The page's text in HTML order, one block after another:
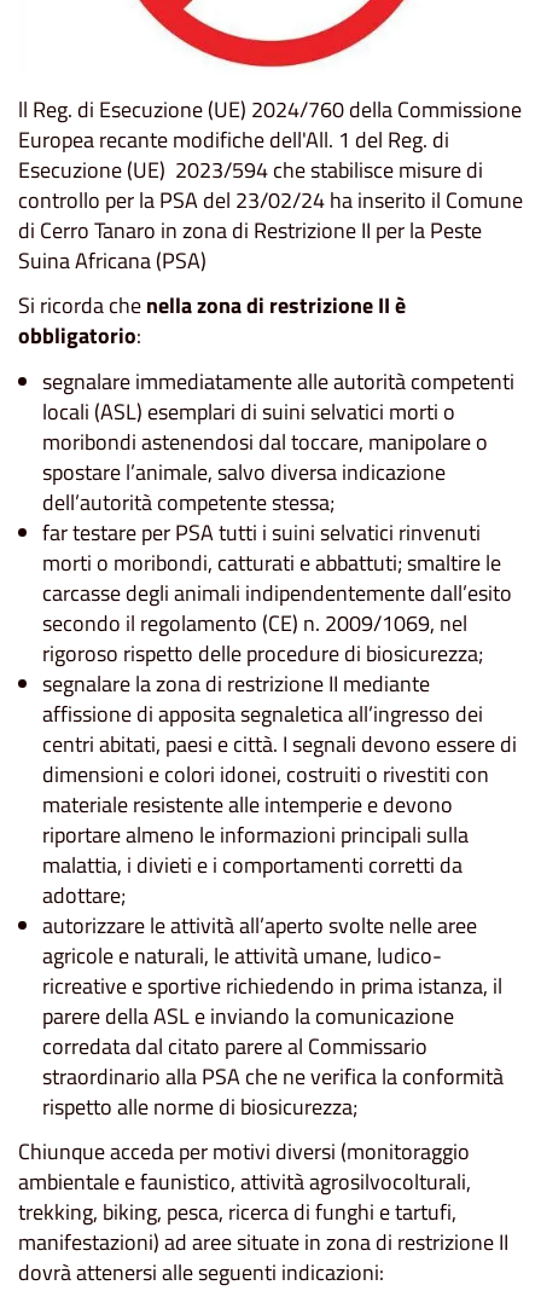
ll Reg. di Esecuzione (UE) 2024/760 della Commissione
Europea recante modifiche dell'All. 1 del Reg. di
Esecuzione (UE) 2023/594 che stabilisce misure di
controllo per la PSA del 23/02/24 ha inserito il Comune
di Cerro Tanaro in zona di Restrizione II per la Peste
Suina Africana (PSA)
Si ricorda chenella zona di restrizione II è
obbligatorio:
segnalare immediatamente alle autorità competenti
locali (ASL) esemplari di suini selvatici morti o
moribondi astenendosi dal toccare, manipolare o
spostare l’animale, salvo diversa indicazione
dell’autorità competente stessa;
far testare per PSA tutti i suini selvatici rinvenuti
morti o moribondi, catturati e abbattuti; smaltire le
carcasse degli animali indipendentemente dall’esito
secondo il regolamento (CE) n. 2009/1069, nel
rigoroso rispetto delle procedure di biosicurezza;
segnalare la zona di restrizione II mediante
affissione di apposita segnaletica all’ingresso dei
centri abitati, paesi e città. I segnali devono essere di
dimensioni e colori idonei, costruiti o rivestiti con
materiale resistente alle intemperie e devono
riportare almeno le informazioni principali sulla
malattia, i divieti e i comportamenti corretti da
adottare;
autorizzare le attività all’aperto svolte nelle aree
agricole e naturali, le attività umane, ludico-
ricreative e sportive richiedendo in prima istanza, il
parere della ASL e inviando la comunicazione
corredata dal citato parere al Commissario
straordinario alla PSA che ne verifica la conformità
rispetto alle norme di biosicurezza;
Chiunque acceda per motivi diversi (monitoraggio
ambientale e faunistico, attività agrosilvocolturali,
trekking, biking, pesca, ricerca di funghi e tartufi,
manifestazioni) ad aree situate in zona di restrizione II
dovrà attenersi alle seguenti indicazioni: